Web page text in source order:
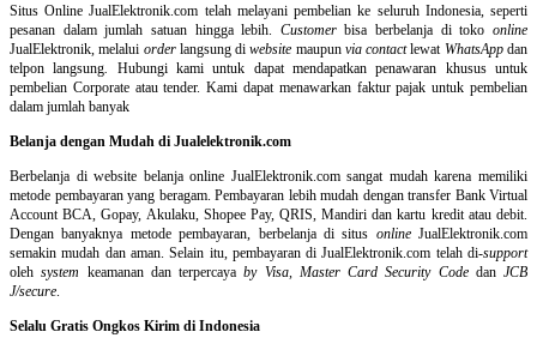
Situs Online JualElektronik.com telah melayani pembelian ke seluruh Indonesia, seperti
pesanan dalam jumlah satuan hingga lebih. Customerbisa berbelanja di tokoonline
JualElektronik, melalui orderlangsung diwebsite maupun via contactlewat WhatsAppdan
telpon langsung
Hubungi kami untuk dapat mendapatkan penawaran khusus untuk
pembelian Corporate atau tender. Kami dapat menawarkan faktur pajak untuk pembelian
dalam jumlah banyak
Belanja dengan Mudah di Jualelektronik.com
Berbelanja diwebsite belanja online JualElektronik.com sangat mudah karena memiliki
metode pembayaran yang beragam. Pembayaran lebih mudah dengan transfer Bank Virtual
Account BCA, Gopay, Akulaku, Shopee Pay, QRIS, Mandiri dan kartu kredit atau debit.
Dengan banyaknya metode pembayaran, berbelanja di situs onlineJualElektronik.com
semakin mudah dan aman. Selain itu, pembayaran di JualElektronik.com telah di-support
olehsystem keamanan dan terpercayaby Visa, Master Card Security Codedan JCB
J/secure
Selalu Gratis Ongkos Kirim di Indonesia